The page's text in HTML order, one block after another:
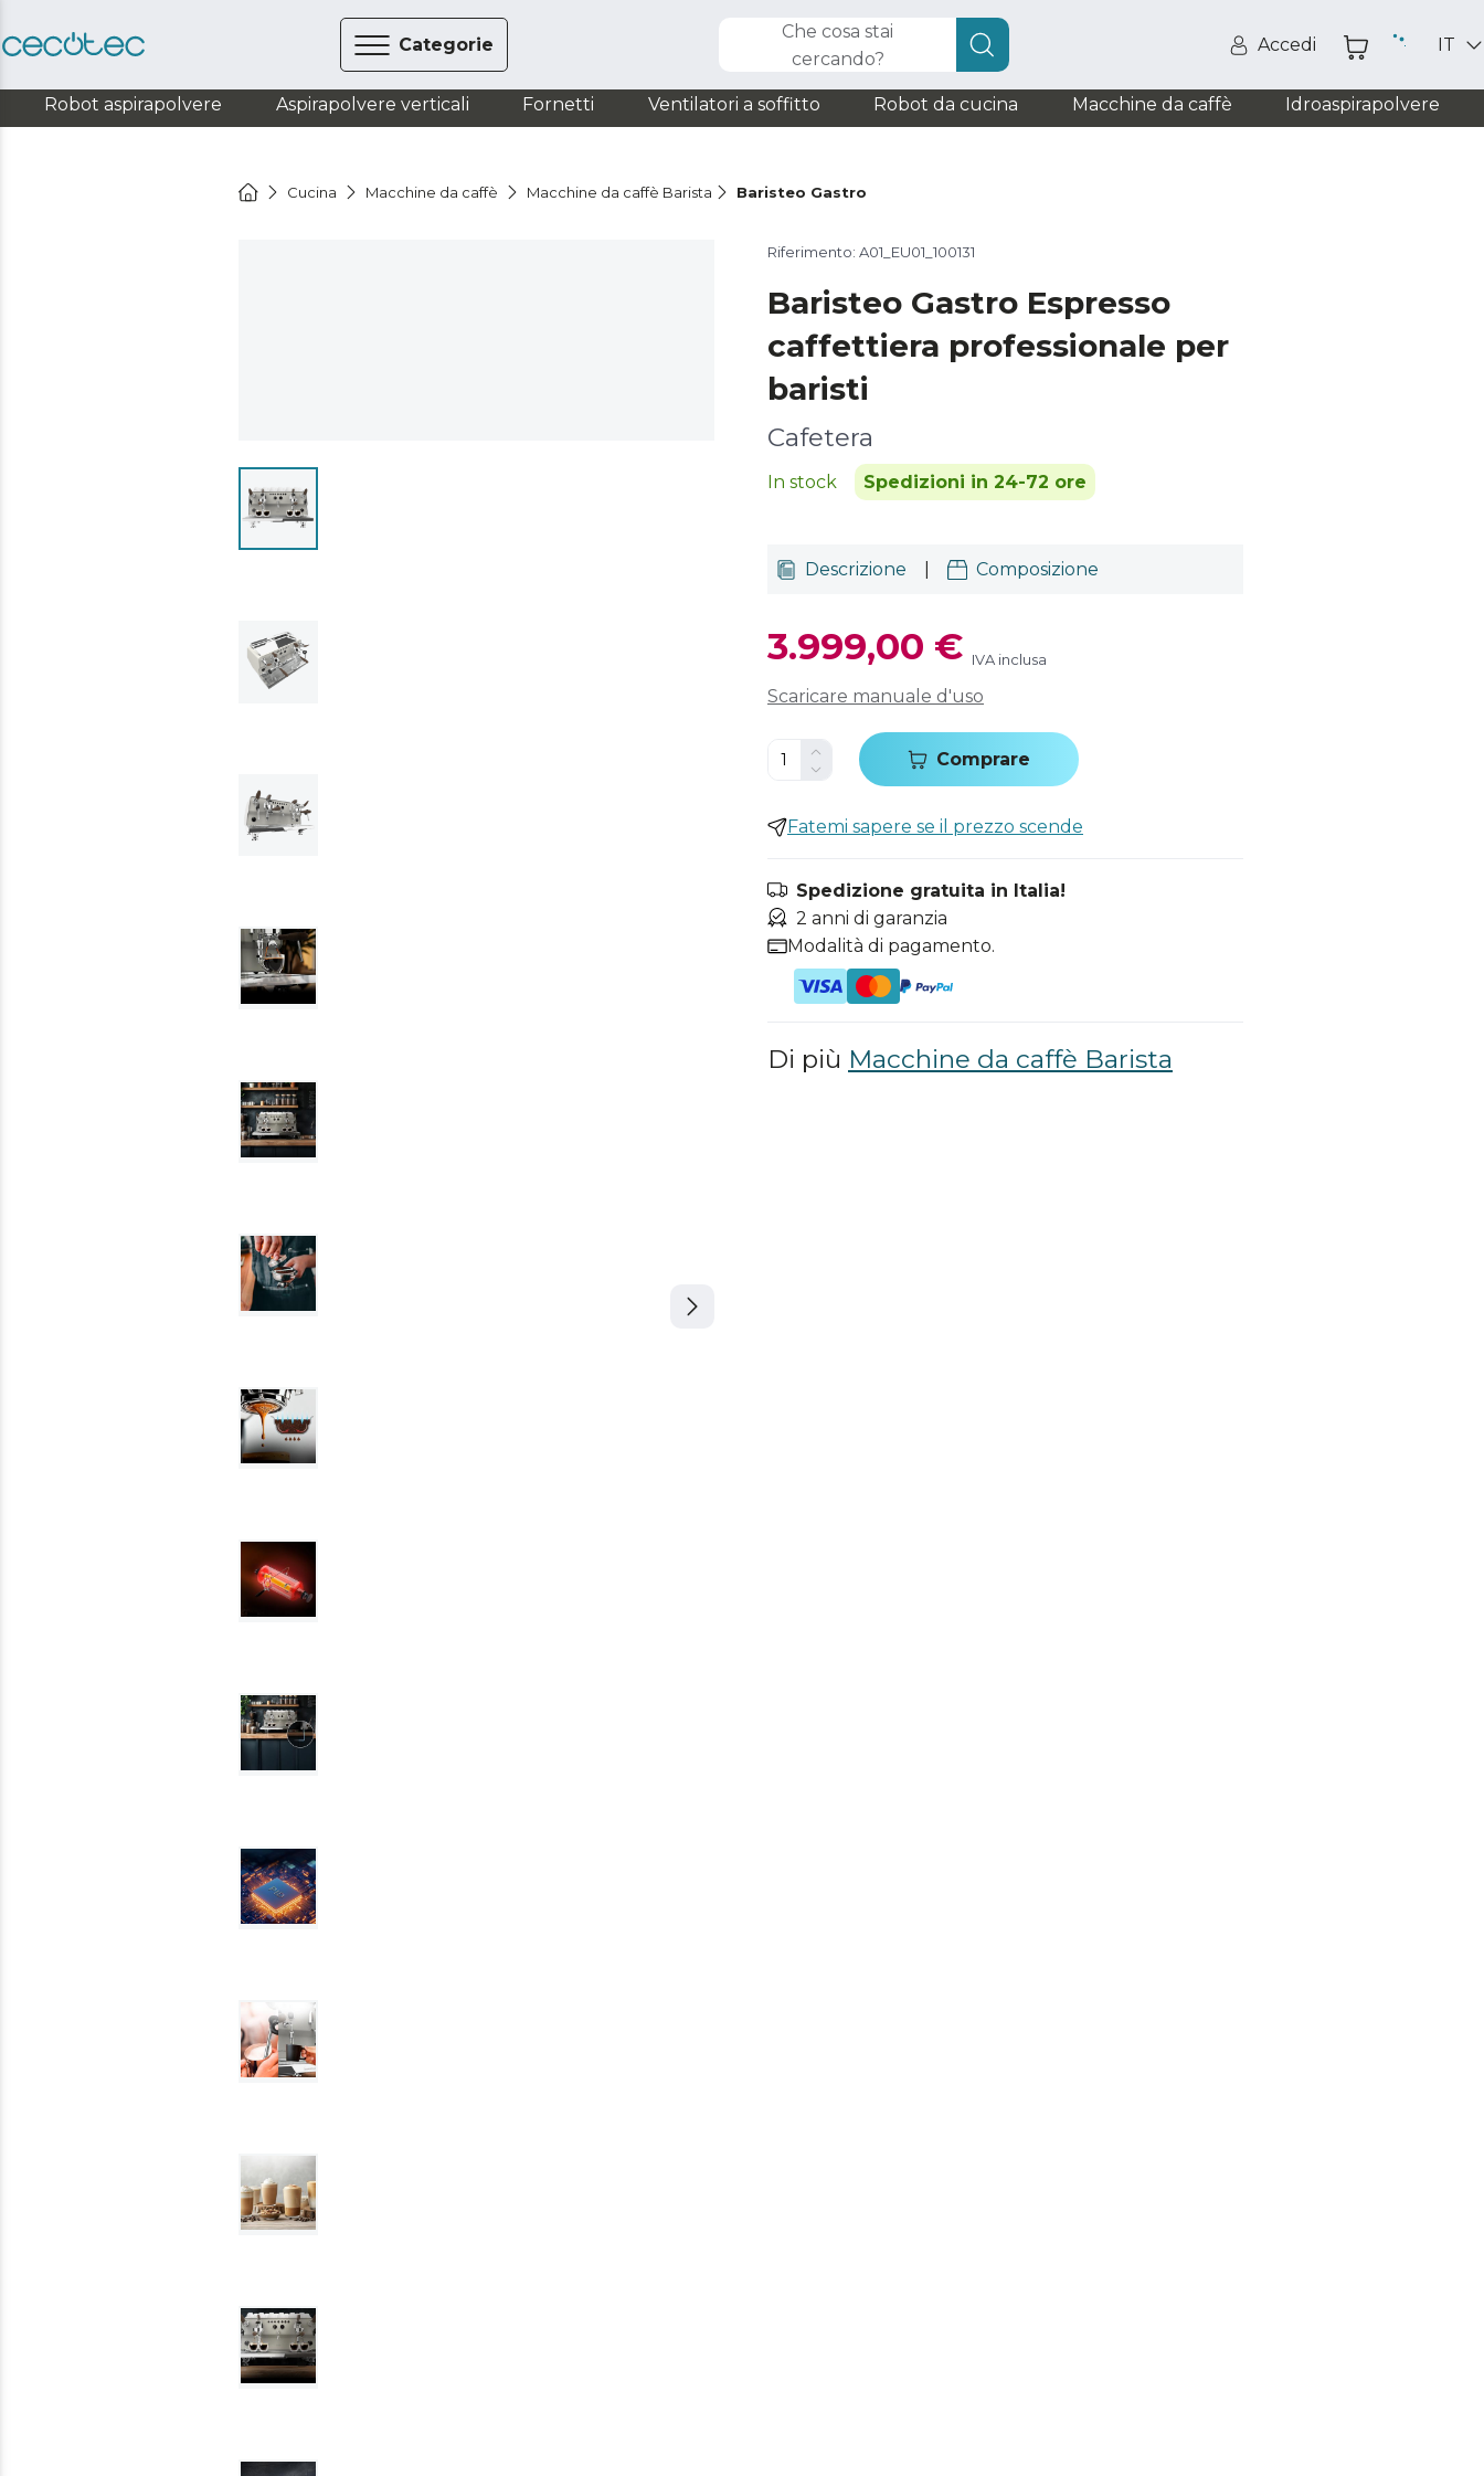
Categorie
Che cosa stai
cercando?
Accedi IT
Robot aspirapolvere Aspirapolvere verticali Fornetti Ventilatori a soffitto Robot da cucina Macchine da caffè Idroaspirapolvere
Cucina Macchine da caffè Macchine da caffè Barista Baristeo Gastro
Riferimento: A01_EU01_100131
Baristeo Gastro Espresso
caffettiera professionale per
baristi
Cafetera
In stock Spedizioni in 24-72 ore
Descrizione Composizione
3.999,00 € IVA inclusa
Scaricare manuale d'uso
Comprare
Fatemi sapere se il prezzo scende
Spedizione gratuita in Italia!
2 anni di garanzia
Modalità di pagamento.
Di più Macchine da caffè Barista